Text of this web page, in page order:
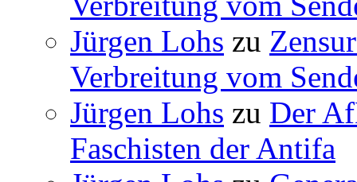
Jürgen Lohs zu
Verbreitung vom
Jürgen Lohs zu Der
Faschisten der Antifa